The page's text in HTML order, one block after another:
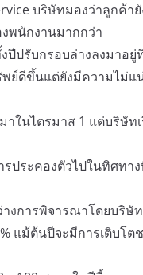
บริษัทมองว่าลูกค้า
พนักงานมากกว่า
ปรับกรอบล่างลงมาอยู่
ย์ดีขึ้นแต่ยังมีความไม่แ
าในไตรมาส 1 แต่บริษั
ประคองตัวไปในทิศท
งการพิจารณาโดยบริษั
แม้ต้นปีจะมีการเติบโ